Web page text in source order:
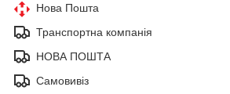
Нова Пошта
Транспортна компанія
НОВА ПОШТА
Самовивіз